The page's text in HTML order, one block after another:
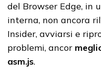
del Browser Edge, in
interna, non ancora
Insider, avviarsi e
problemi, ancor
asm.js.